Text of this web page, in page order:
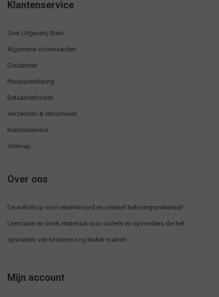
Klantenservice
Over Uitgeverij Stam
Algemene Voorwaarden
Disclaimer
Privacyverklaring
Betaalmethoden
Verzenden & retourneren
Klantenservice
Sitemap
Over ons
De webshop voor verantwoord en creatief beloningsmateriaal!
Leerzaam en uniek materiaal voor ouders en opvoeders die het
opvoeden van kinderen nog leuker maken!
Mijn account